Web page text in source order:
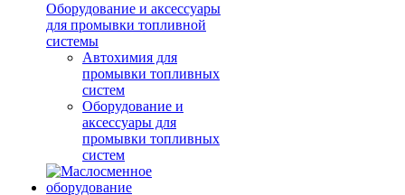
Оборудование и аксессуары
для промывки топливной
системы
Автохимия для
промывки топливных
систем
Оборудование и
аксессуары для
промывки топливных
систем